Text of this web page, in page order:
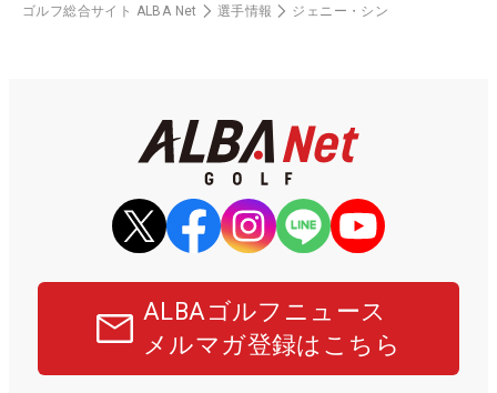
ゴルフ総合サイト ALBA Net 選手情報 ジェニー・シン
ALBAゴルフニュース
メルマガ登録はこちら